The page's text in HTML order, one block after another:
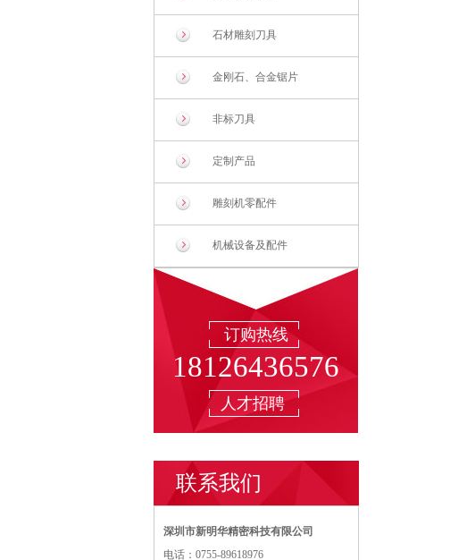
石材雕刻刀具
金刚石、合金锯片
非标刀具
定制产品
雕刻机零配件
机械设备及配件
订购热线
18126436576
人才招聘
联系我们
深圳市新明华精密科技有限公司
电话：0755-89618976